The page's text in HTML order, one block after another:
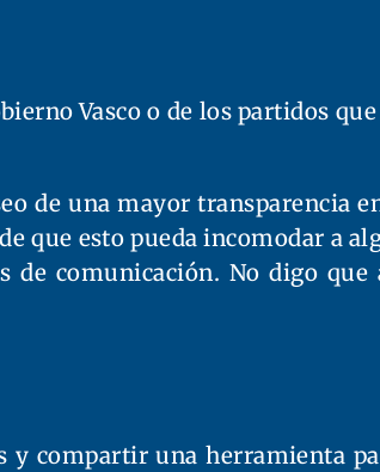
Vasco o de los partidos
de una mayor transparencia
esto pueda incomodar a
comunicación. No digo que
compartir una herramienta